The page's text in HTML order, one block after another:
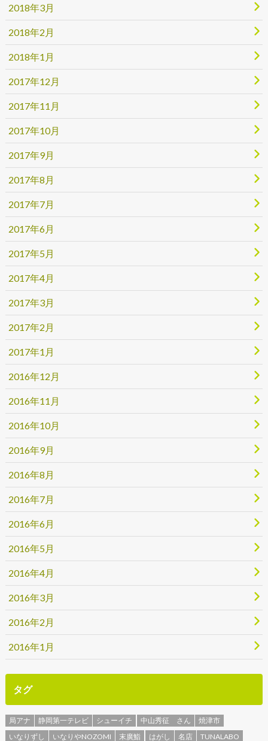
2018年3月
2018年2月
2018年1月
2017年12月
2017年11月
2017年10月
2017年9月
2017年8月
2017年7月
2017年6月
2017年5月
2017年4月
2017年3月
2017年2月
2017年1月
2016年12月
2016年11月
2016年10月
2016年9月
2016年8月
2016年7月
2016年6月
2016年5月
2016年4月
2016年3月
2016年2月
2016年1月
タグ
局アナ 静岡第一テレビ シューイチ 中山秀征 さん
焼津市
いなりずし
いなりやNOZOMI 末廣鮨 はがし 名店 TUNALABO